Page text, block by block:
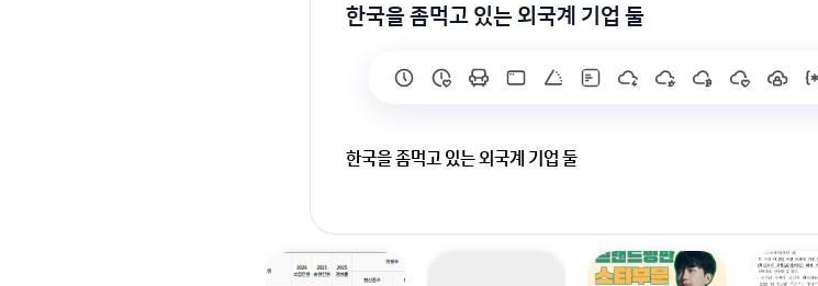
한국을 좀먹고 있는 외국계 기업 둘
한국을 좀먹고 있는 외국계 기업 둘
회원가입 혹은 광고 [X]를 누르면 내용이 보입니다